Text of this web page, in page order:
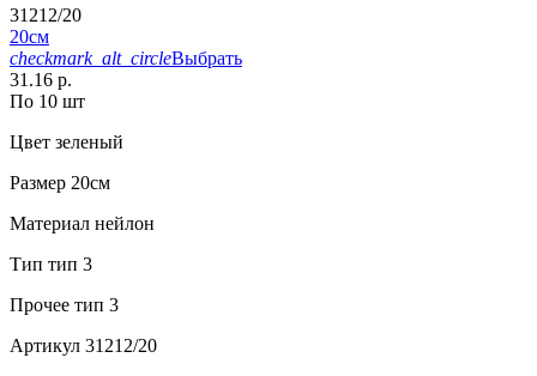
31212/20
20см
checkmark_alt_circleВыбрать
31.16 р.
По 10 шт
Цвет зеленый
Размер 20см
Материал нейлон
Тип тип 3
Прочее тип 3
Артикул 31212/20